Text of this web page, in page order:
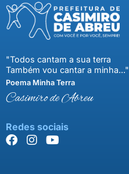
"Todos cantam a sua terra
Também vou cantar a minha..."
Poema Minha Terra
Casimiro de Abreu
Redes sociais